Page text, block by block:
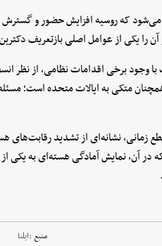
که روسیه افزایش حضور و
را یکی از عوامل اصلی بازتعریف
با وجود برخی اقدامات نظامی، از نظر
متکی به ایالات متحده است؛
زمانی، نشانه‌ای از تشدید رقابت‌های
آن، نمایش آمادگی هسته‌ای به یکی از
منبع :ایلنا